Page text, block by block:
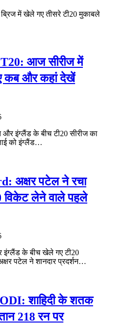
में खेले गए तीसरे टी20 मुकाबले
आज सीरीज में
कब और कहां देखें
इंग्लैंड के बीच टी20 सीरीज का
को इंग्लैंड…
अक्षर पटेल ने रचा
विकेट लेने वाले पहले
इंग्लैंड के बीच खेले गए टी20
पटेल ने शानदार प्रदर्शन…
शाहिदी के शतक
218 रन पर